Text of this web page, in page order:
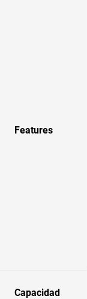
Features
Capacidad